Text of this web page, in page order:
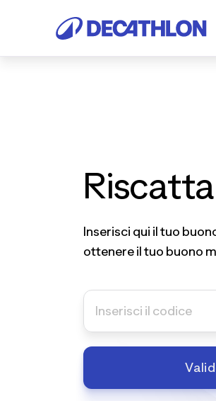
Inserisci qui il tuo
ottenere il tuo buono